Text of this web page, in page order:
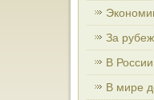
За
В России
В мире